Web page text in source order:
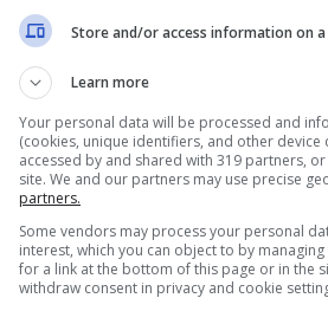
ecco cosa sta accadendo –
malintenzionati utilizzano un
malcapitati di turno. Tuttavia la
Dietro questa comunicazione
Store and/or access information on a
Learn more
Your personal data will be processed and
(cookies, unique identifiers, and other device
accessed by and shared with 319 partners,
site. We and our partners may use precise
partners.
Some vendors may process your personal
interest, which you can object to by
for a link at the bottom of this page or in the
withdraw consent in privacy and cookie